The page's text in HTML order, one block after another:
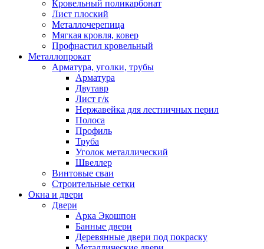
Кровельный поликарбонат
Лист плоский
Металлочерепица
Мягкая кровля, ковер
Профнастил кровельный
Металлопрокат
Арматура, уголки, трубы
Арматура
Двутавр
Лист г/к
Нержавейка для лестничных перил
Полоса
Профиль
Труба
Уголок металлический
Швеллер
Винтовые сваи
Строительные сетки
Окна и двери
Двери
Арка Экошпон
Банные двери
Деревянные двери под покраску